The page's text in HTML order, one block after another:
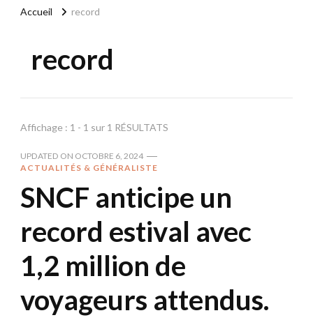
Accueil record
record
Affichage : 1 - 1 sur 1 RÉSULTATS
UPDATED ON OCTOBRE 6, 2024
ACTUALITÉS & GÉNÉRALISTE
SNCF anticipe un
record estival avec
1,2 million de
voyageurs attendus.